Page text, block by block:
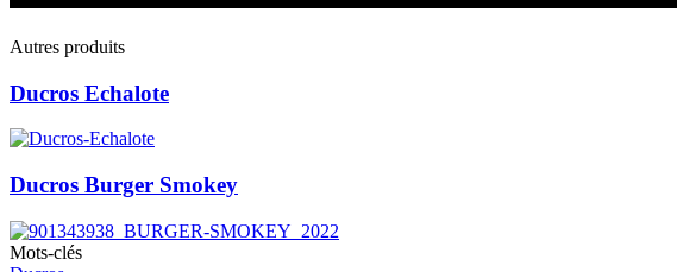
Autres produits
Ducros Echalote
Ducros Burger Smokey
Mots-clés